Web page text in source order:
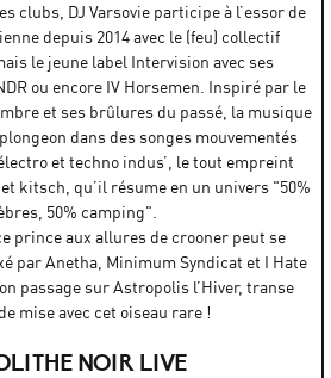
clubs, DJ Varsovie participe à l’essor de
depuis 2014 avec le (feu) collectif
le jeune label Intervision avec ses
ou encore IV Horsemen. Inspiré par le
et ses brûlures du passé, la musique
dans des songes mouvementés
et techno indus’, le tout empreint
kitsch, qu’il résume en un univers "50%
50% camping".
prince aux allures de crooner peut se
par Anetha, Minimum Syndicat et I Hate
passage sur Astropolis l’Hiver, transe
mise avec cet oiseau rare !
NOIR LIVE